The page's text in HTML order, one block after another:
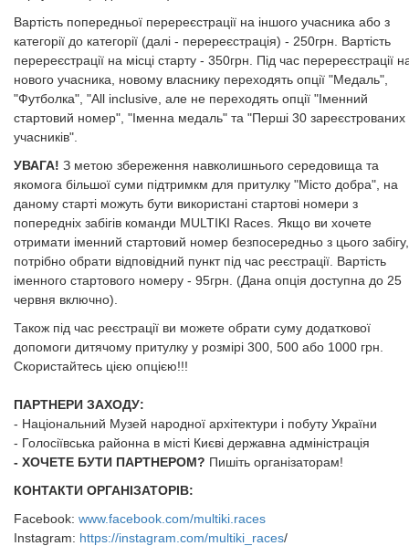
​​​​​​​Вартість попередньої перереєстрації на іншого учасника або з
категорії до категорії (далі - перереєстрація) - 250грн. Вартість
перереєстрації на місці старту - 350грн. Під час перереєстрації
нового учасника, новому власнику переходять опції "Медаль",
"Футболка", "All inclusive, але не переходять опції "Іменний
стартовий номер", "Іменна медаль" та "Перші 30 зареєстрованих
учасників".
УВАГА! З метою збереження навколишнього середовища та
якомога більшої суми підтримкм для притулку "Місто добра", на
даному старті можуть бути використані стартові номери з
попередніх забігів команди MULTIKI Races. Якщо ви хочете
отримати іменний стартовий номер безпосередньо з цього забігу,
потрібно обрати відповідний пункт під час реєстрації. Вартість
іменного стартового номеру - 95грн. (Дана опція доступна до 25
червня включно).
​​​Також під час реєстрації ви можете обрати суму додаткової
допомоги дитячому притулку у розмірі 300, 500 або 1000 грн.
Скористайтесь цією опцією!!!
ПАРТНЕРИ ЗАХОДУ:
- Національний Музей народної архітектури і побуту України
- Голосіївська районна в місті Києві державна адміністрація
​​​​​​​- ХОЧЕТЕ БУТИ ПАРТНЕРОМ? Пишіть організаторам!
КОНТАКТИ ОРГАНІЗАТОРІВ:
Facebook: www.facebook.com/multiki.races
Instagram: https://instagram.com/multiki_races/